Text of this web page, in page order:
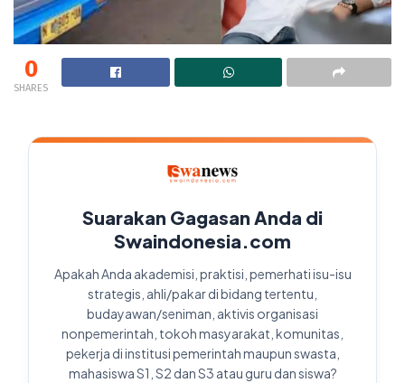
0
SHARES
Suarakan Gagasan Anda di
Swaindonesia.com
Apakah Anda akademisi, praktisi, pemerhati isu-isu
strategis, ahli/pakar di bidang tertentu,
budayawan/seniman, aktivis organisasi
nonpemerintah, tokoh masyarakat, komunitas,
pekerja di institusi pemerintah maupun swasta,
mahasiswa S1, S2 dan S3 atau guru dan siswa?